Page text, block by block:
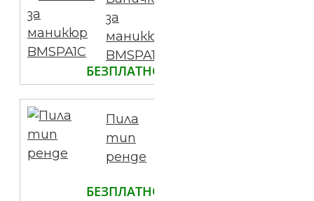
за
маникюр
BMSPA1C
БЕЗПЛАТНО
Пила
тип
ренде
БЕЗПЛАТНО